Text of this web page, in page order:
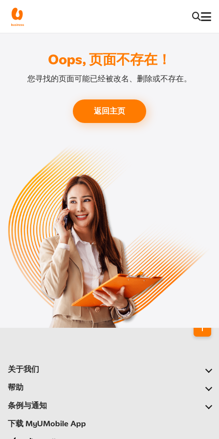
Oops, 页面不存在！
您寻找的页面可能已经被改名、删除或不存在。
返回主页
关于我们
我们的公司
新闻中心
加入我们
帮助
常见问题
自助
条例与通知
重要通告
下载 MyUMobile App